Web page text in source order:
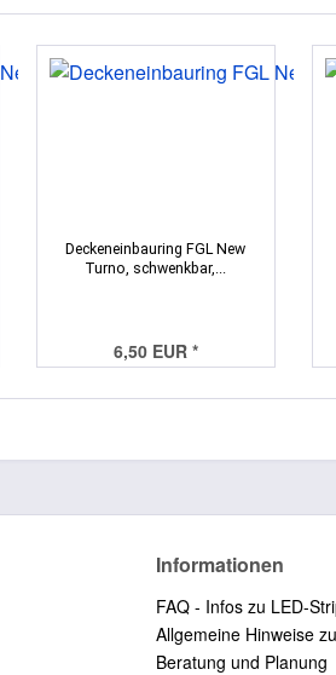
Deckeneinbauring FGL New
Turno, schwenkbar,...
6,50 EUR *
Informationen
FAQ - Infos zu LED-
Allgemeine Hinweise
Beratung und Planung